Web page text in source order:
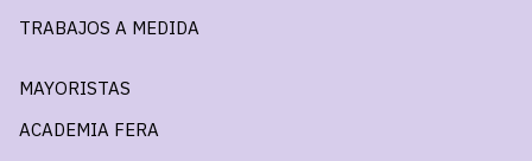
TRABAJOS A MEDIDA
MAYORISTAS
ACADEMIA FERA